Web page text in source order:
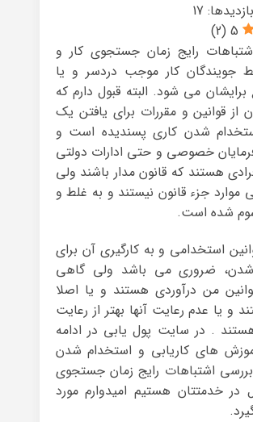
17
5
(
2
)
رایج زمان جستجوی کار و
جویندگان کار موجب دردسر و یا
برایشان می شود. البته قبول دارم که
از قوانین و مقررات برای یافتن یک
شدن کاری پسندیده است و
خصوصی و حتی ادارات دولتی
هستند که قانون مدار باشند ولی
موارد جزء قانون نیستند و به غلط و
شده است.
استخدامی و به کارگیری آن برای
شدن، ضروری می باشد ولی گاهی
من درآوردی هستند و یا اصلا
و یا عدم رعایت آنها بهتر از رعایت
. در سایت پول یابی در ادامه
های کاریابی و استخدام شدن
بررسی اشتباهات رایج زمان جستجوی
در خدمتتان هستیم امیدوارم مورد